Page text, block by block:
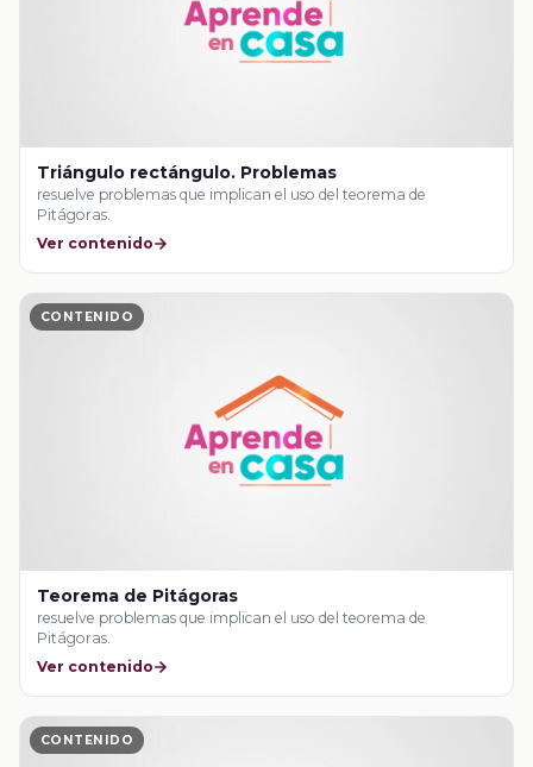
Triángulo rectángulo. Problemas
resuelve problemas que implican el uso del teorema de
Pitágoras.
Ver contenido
CONTENIDO
Teorema de Pitágoras
resuelve problemas que implican el uso del teorema de
Pitágoras.
Ver contenido
CONTENIDO